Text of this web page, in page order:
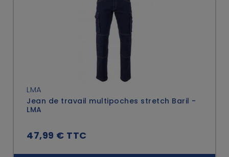
LMA
Jean de travail multipoches stretch Baril -
LMA
47,99 € TTC